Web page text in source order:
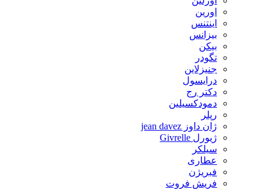
اورین
اینتنس
بیزانس
بیکن
تگودر
جنیزلاین
درایسول
دکتر رج
دمودکسیلین
رپلر
ژان داوز jean davez
ژیورل Givrelle
سیلکر
عطاری
فبریژن
فریش فروت